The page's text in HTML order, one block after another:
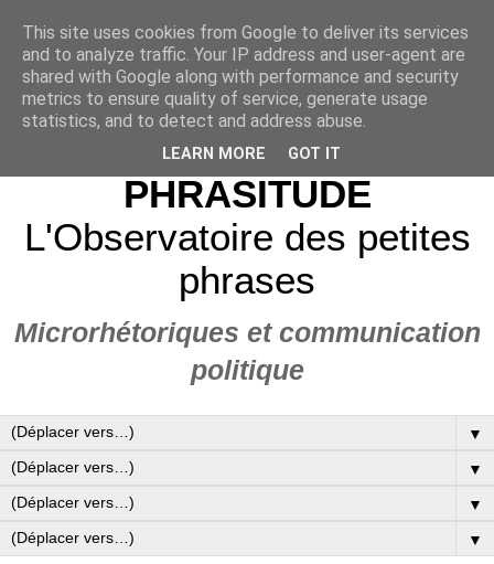
PHRASITUDE
L'Observatoire des petites
phrases
Microrhétoriques et communication
politique
▼
▼
▼
▼
This site uses cookies from Google to deliver its services
and to analyze traffic. Your IP address and user-agent are
shared with Google along with performance and security
metrics to ensure quality of service, generate usage
statistics, and to detect and address abuse.
LEARN MORE GOT IT